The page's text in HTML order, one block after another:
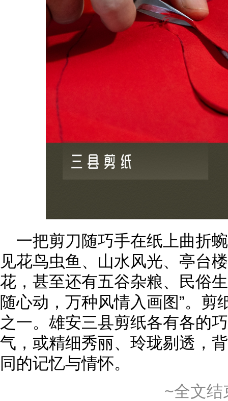
一把剪刀随巧手在纸上曲折
见花鸟虫鱼、山水风光、亭台
花，甚至还有五谷杂粮、民俗
随心动，万种风情入画图”。剪
之一。雄安三县剪纸各有各的
气，或精细秀丽、玲珑剔透，
同的记忆与情怀。
~全文结